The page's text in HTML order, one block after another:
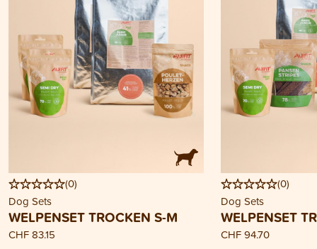
(0)
Dog Sets
WELPENSET TROCKEN S-M
CHF 83.15
(0)
Dog Sets
WELPENSET
CHF 94.70